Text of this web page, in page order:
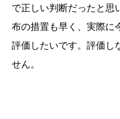
で正しい判断だったと思
布の措置も早く、実際に
評価したいです。評価し
せん。